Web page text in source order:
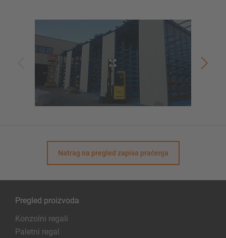
Natrag na pregled zapisa praćenja
Pregled proizvoda
Konzolni regali
Paletni regal